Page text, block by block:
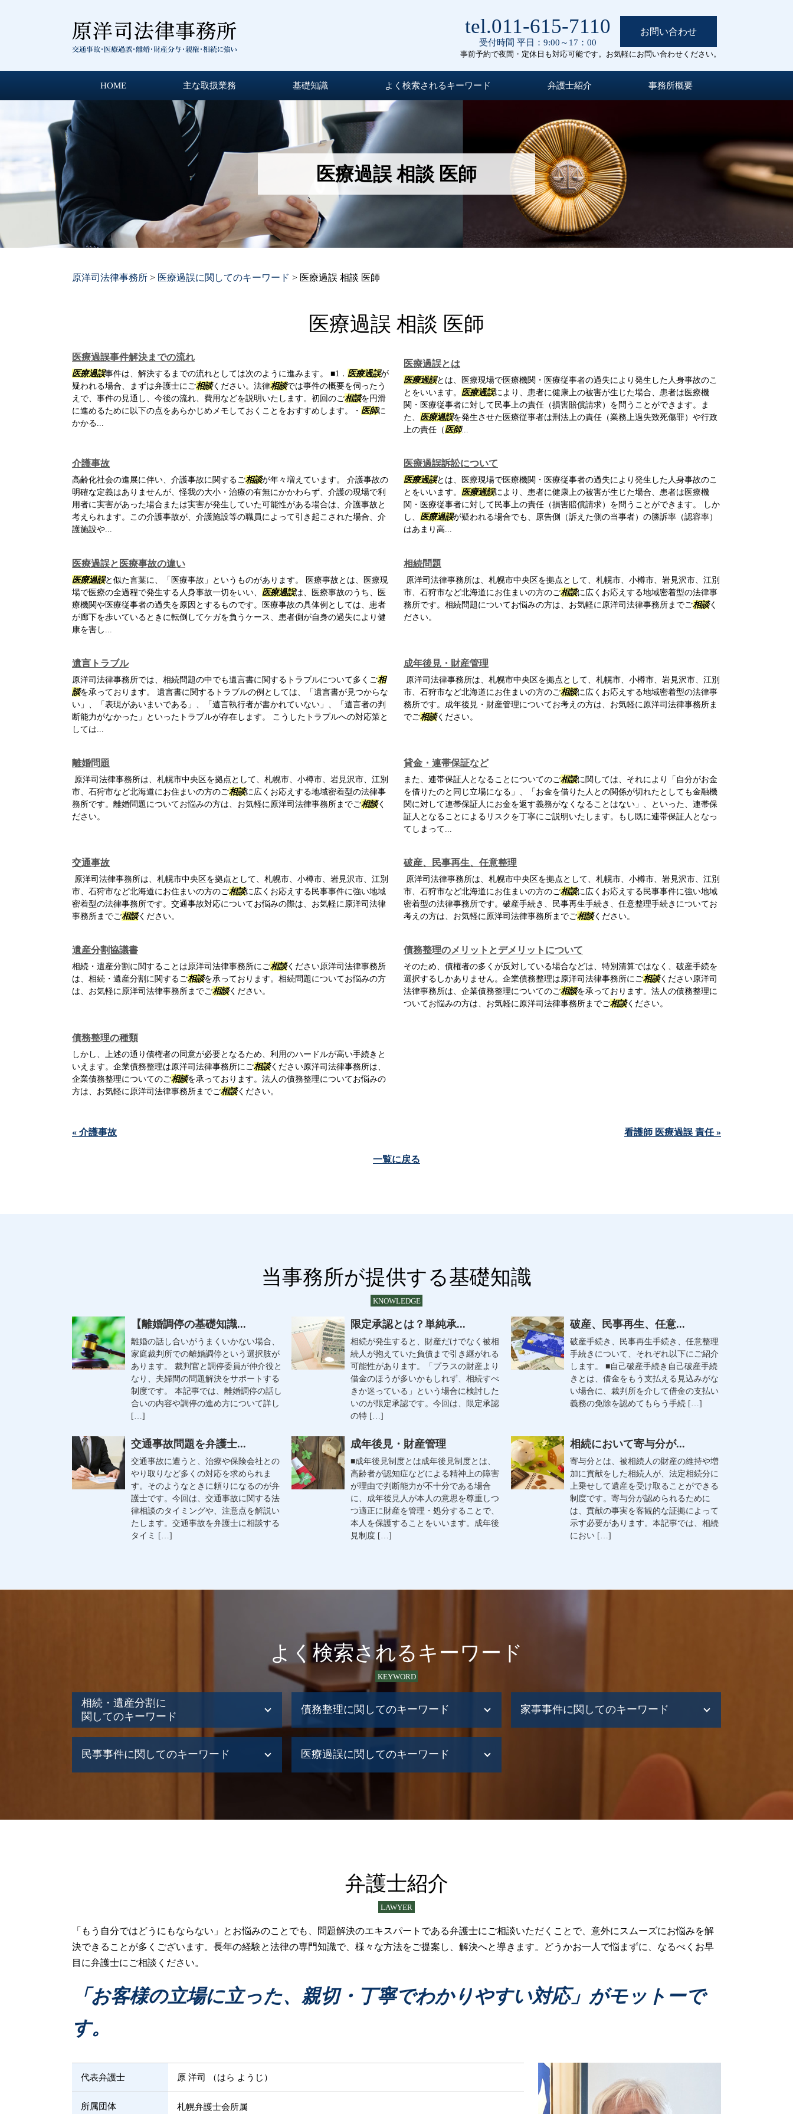
医療過誤 相談 医師
tel.011-615-7110
受付時間 平日：9:00～17：00
お問い合わせ
事前予約で夜間・定休日も対応可能です。お気軽にお問い合わせください。
HOME 主な取扱業務 基礎知識 よく検索されるキーワード 弁護士紹介 事務所概要
原洋司法律事務所 > 医療過誤に関してのキーワード > 医療過誤 相談 医師
医療過誤 相談 医師
医療過誤事件解決までの流れ
医療過誤事件は、解決するまでの流れとしては次のように進みます。 ■1． 医療過誤が
疑われる場合、まずは弁護士にご相談ください。法律相談では事件の概要を伺ったう
えで、事件の見通し、今後の流れ、費用などを説明いたします。初回のご相談を円滑
に進めるために以下の点をあらかじめメモしておくことをおすすめします。・ 医師に
かかる...
医療過誤とは
医療過誤とは、医療現場で医療機関・医療従事者の過失により発生した人身事故のこ
とをいいます。 医療過誤により、患者に健康上の被害が生じた場合、患者は医療機
関・医療従事者に対して民事上の責任（損害賠償請求）を問うことができます。ま
た、 医療過誤を発生させた医療従事者は刑法上の責任（業務上過失致死傷罪）や行政
上の責任（医師...
介護事故
高齢化社会の進展に伴い、介護事故に関するご相談が年々増えています。 介護事故の
明確な定義はありませんが、怪我の大小・治療の有無にかかわらず、介護の現場で利
用者に実害があった場合または実害が発生していた可能性がある場合は、介護事故と
考えられます。この介護事故が、介護施設等の職員によって引き起こされた場合、介
護施設や...
医療過誤訴訟について
医療過誤とは、医療現場で医療機関・医療従事者の過失により発生した人身事故のこ
とをいいます。 医療過誤により、患者に健康上の被害が生じた場合、患者は医療機
関・医療従事者に対して民事上の責任（損害賠償請求）を問うことができます。 しか
し、 医療過誤が疑われる場合でも、原告側（訴えた側の当事者）の勝訴率（認容率）
はあまり高...
医療過誤と医療事故の違い
医療過誤と似た言葉に、「医療事故」というものがあります。 医療事故とは、医療現
場で医療の全過程で発生する人身事故一切をいい、 医療過誤は、医療事故のうち、医
療機関や医療従事者の過失を原因とするものです。医療事故の具体例としては、患者
が廊下を歩いているときに転倒してケガを負うケース、患者側が自身の過失により健
康を害し...
相続問題
原洋司法律事務所は、札幌市中央区を拠点として、札幌市、小樽市、岩見沢市、江別
市、石狩市など北海道にお住まいの方のご相談に広くお応えする地域密着型の法律事
務所です。相続問題についてお悩みの方は、お気軽に原洋司法律事務所までご相談く
ださい。
遺言トラブル
原洋司法律事務所では、相続問題の中でも遺言書に関するトラブルについて多くご相
談を承っております。 遺言書に関するトラブルの例としては、「遺言書が見つからな
い」、「表現があいまいである」、「遺言執行者が書かれていない」、「遺言者の判
断能力がなかった」といったトラブルが存在します。 こうしたトラブルへの対応策と
しては...
成年後見・財産管理
原洋司法律事務所は、札幌市中央区を拠点として、札幌市、小樽市、岩見沢市、江別
市、石狩市など北海道にお住まいの方のご相談に広くお応えする地域密着型の法律事
務所です。成年後見・財産管理についてお考えの方は、お気軽に原洋司法律事務所ま
でご相談ください。
離婚問題
原洋司法律事務所は、札幌市中央区を拠点として、札幌市、小樽市、岩見沢市、江別
市、石狩市など北海道にお住まいの方のご相談に広くお応えする地域密着型の法律事
務所です。離婚問題についてお悩みの方は、お気軽に原洋司法律事務所までご相談く
ださい。
貸金・連帯保証など
また、連帯保証人となることについてのご相談に関しては、それにより「自分がお金
を借りたのと同じ立場になる」、「お金を借りた人との関係が切れたとしても金融機
関に対して連帯保証人にお金を返す義務がなくなることはない」、といった、連帯保
証人となることによるリスクを丁寧にご説明いたします。もし既に連帯保証人となっ
てしまって...
交通事故
原洋司法律事務所は、札幌市中央区を拠点として、札幌市、小樽市、岩見沢市、江別
市、石狩市など北海道にお住まいの方のご相談に広くお応えする民事事件に強い地域
密着型の法律事務所です。交通事故対応についてお悩みの際は、お気軽に原洋司法律
事務所までご相談ください。
破産、民事再生、任意整理
原洋司法律事務所は、札幌市中央区を拠点として、札幌市、小樽市、岩見沢市、江別
市、石狩市など北海道にお住まいの方のご相談に広くお応えする民事事件に強い地域
密着型の法律事務所です。破産手続き、民事再生手続き、任意整理手続きについてお
考えの方は、お気軽に原洋司法律事務所までご相談ください。
遺産分割協議書
相続・遺産分割に関することは原洋司法律事務所にご相談ください原洋司法律事務所
は、相続・遺産分割に関するご相談を承っております。相続問題についてお悩みの方
は、お気軽に原洋司法律事務所までご相談ください。
債務整理のメリットとデメリットについて
そのため、債権者の多くが反対している場合などは、特別清算ではなく、破産手続を
選択するしかありません。企業債務整理は原洋司法律事務所にご相談ください原洋司
法律事務所は、企業債務整理についてのご相談を承っております。法人の債務整理に
ついてお悩みの方は、お気軽に原洋司法律事務所までご相談ください。
債務整理の種類
しかし、上述の通り債権者の同意が必要となるため、利用のハードルが高い手続きと
いえます。企業債務整理は原洋司法律事務所にご相談ください原洋司法律事務所は、
企業債務整理についてのご相談を承っております。法人の債務整理についてお悩みの
方は、お気軽に原洋司法律事務所までご相談ください。
« 介護事故 看護師 医療過誤 責任 »
一覧に戻る
当事務所が提供する基礎知識
KNOWLEDGE
【離婚調停の基礎知識...
離婚の話し合いがうまくいかない場合、
家庭裁判所での離婚調停という選択肢が
あります。 裁判官と調停委員が仲介役と
なり、夫婦間の問題解決をサポートする
制度です。 本記事では、離婚調停の話し
合いの内容や調停の進め方について詳し
[…]
限定承認とは？単純承...
相続が発生すると、財産だけでなく被相
続人が抱えていた負債まで引き継がれる
可能性があります。「プラスの財産より
借金のほうが多いかもしれず、相続すべ
きか迷っている」という場合に検討した
いのが限定承認です。今回は、限定承認
の特 […]
破産、民事再生、任意...
破産手続き、民事再生手続き、任意整理
手続きについて、それぞれ以下にご紹介
します。 ■自己破産手続き自己破産手続
きとは、借金をもう支払える見込みがな
い場合に、裁判所を介して借金の支払い
義務の免除を認めてもらう手続 […]
交通事故問題を弁護士...
交通事故に遭うと、治療や保険会社との
やり取りなど多くの対応を求められま
す。そのようなときに頼りになるのが弁
護士です。今回は、交通事故に関する法
律相談のタイミングや、注意点を解説い
たします。交通事故を弁護士に相談する
タイミ […]
成年後見・財産管理
■成年後見制度とは成年後見制度とは、
高齢者が認知症などによる精神上の障害
が理由で判断能力が不十分である場合
に、成年後見人が本人の意思を尊重しつ
つ適正に財産を管理・処分することで、
本人を保護することをいいます。成年後
見制度 […]
相続において寄与分が...
寄与分とは、被相続人の財産の維持や増
加に貢献をした相続人が、法定相続分に
上乗せして遺産を受け取ることができる
制度です。寄与分が認められるために
は、貢献の事実を客観的な証拠によって
示す必要があります。本記事では、相続
におい […]
よく検索されるキーワード
KEYWORD
相続・遺産分割に
関してのキーワード
限定承認 単純承認
相続人 連絡取れない
遺産 あとから
江別市 相続問題
遺産 相続放棄
遺産 不動産
遺産 開示請求
遺産 受け取り 拒否
債務整理に関してのキーワード
債務整理 住宅ローン
債務整理 自己破産 違い
債務整理 生活保護
債務整理 札幌市
債務整理 手続き
債務整理とは 法人
債務整理中 借入
債務整理 子供への影響
債務整理 すぐできる
債務整理 進め方
家事事件に関してのキーワード
家事事件 離婚問題
家事事件 流れ
離婚 財産分与 対象
離婚 家事事件
民事事件に関してのキーワード
交通事故 物損事故
任意整理
破産 手続き
連帯保証 破産
連帯保証 弁済
民事事件 時効期間
医療過誤に関してのキーワード
医療過誤訴訟 問題点
医療過誤 法的責任
医療過誤訴訟 法律
医療過誤 法律
看護師 医療過誤 責任
医療過誤 相談
介護事故 賠償
弁護士紹介
LAWYER
「もう自分ではどうにもならない」とお悩みのことでも、問題解決のエキスパートである弁護士にご相談いただくことで、意外にスムーズにお悩みを解
決できることが多くございます。長年の経験と法律の専門知識で、様々な方法をご提案し、解決へと導きます。どうかお一人で悩まずに、なるべくお早
目に弁護士にご相談ください。
「お客様の立場に立った、親切・丁寧でわかりやすい対応」がモットーで
す。
代表弁護士 原 洋司 （はら ようじ）
所属団体 札幌弁護士会所属